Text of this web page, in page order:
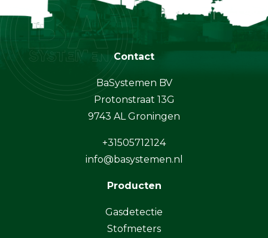
Contact
BaSystemen BV
Protonstraat 13G
9743 AL Groningen
+31505712124
info@basystemen.nl
Producten
Gasdetectie
Stofmeters